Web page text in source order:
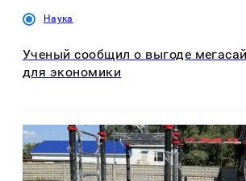
Наука
Ученый сообщил о выгоде
для экономики